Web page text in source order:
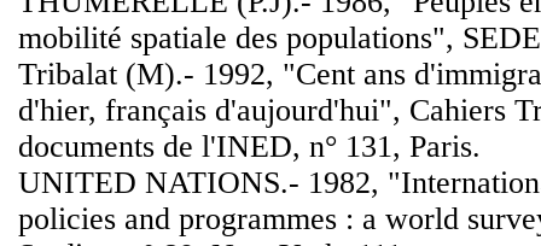
mobilité spatiale des populations",
Tribalat (M).- 1992, "Cent ans
d'hier, français d'aujourd'hui", Cahiers
documents de l'INED, n° 131, Paris.
UNITED NATIONS.- 1982,
policies and programmes : a world